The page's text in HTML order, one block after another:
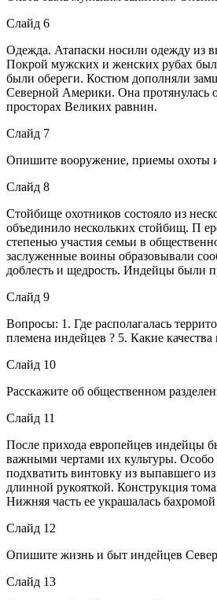
Слайд 6
Одежда. Атапаски носили одежду из
Покрой мужских и женских рубах был
были обереги. Костюм дополняли
Северной Америки. Она протянулась
просторах Великих равнин.
Слайд 7
Опишите вооружение, приемы охоты
Слайд 8
Стойбище охотников состояло из
объединило нескольких стойбищ. П
степенью участия семьи в
заслуженные воины образовывали
доблесть и щедрость. Индейцы были
Слайд 9
Вопросы: 1. Где располагалась
племена индейцев ? 5. Какие
Слайд 10
Расскажите об общественном
Слайд 11
После прихода европейцев индейцы
важными чертами их культуры. Особо
подхватить винтовку из выпавшего
длинной рукояткой. Конструкция
Нижняя часть ее украшалась
Слайд 12
Опишите жизнь и быт индейцев
Слайд 13